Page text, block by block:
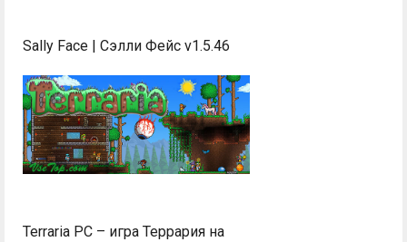
Sally Face | Сэлли Фейс v1.5.46
Terraria PC – игра Террария на